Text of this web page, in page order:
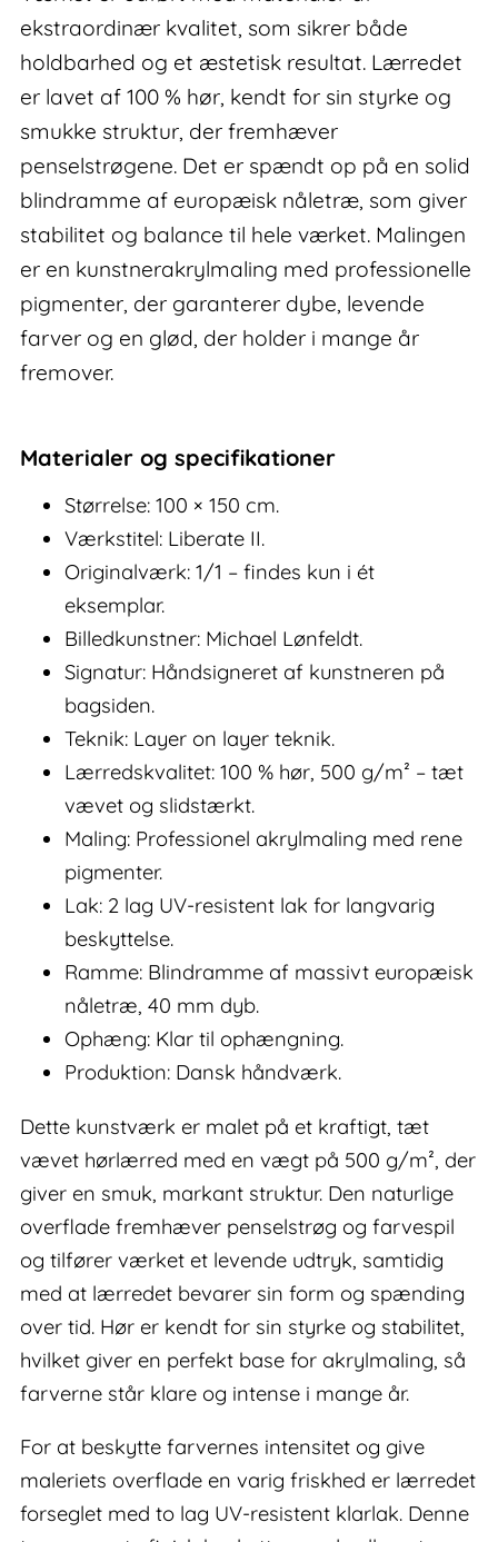
ekstraordinær kvalitet, som sikrer både
holdbarhed og et æstetisk resultat. Lærredet
er lavet af 100 % hør, kendt for sin styrke og
smukke struktur, der fremhæver
penselstrøgene. Det er spændt op på en solid
blindramme af europæisk nåletræ, som giver
stabilitet og balance til hele værket. Malingen
er en kunstnerakrylmaling med professionelle
pigmenter, der garanterer dybe, levende
farver og en glød, der holder i mange år
fremover.
Materialer og specifikationer
Størrelse: 100 × 150 cm.
Værkstitel: Liberate II.
Originalværk: 1/1 – findes kun i ét
eksemplar.
Billedkunstner: Michael Lønfeldt.
Signatur: Håndsigneret af kunstneren på
bagsiden.
Teknik: Layer on layer teknik.
Lærredskvalitet: 100 % hør, 500 g/m² – tæt
vævet og slidstærkt.
Maling: Professionel akrylmaling med rene
pigmenter.
Lak: 2 lag UV-resistent lak for langvarig
beskyttelse.
Ramme: Blindramme af massivt europæisk
nåletræ, 40 mm dyb.
Ophæng: Klar til ophængning.
Produktion: Dansk håndværk.
Dette kunstværk er malet på et kraftigt, tæt
vævet hør­lærred med en vægt på 500 g/m², der
giver en smuk, markant struktur. Den naturlige
overflade fremhæver penselstrøg og farvespil
og tilfører værket et levende udtryk, samtidig
med at lærredet bevarer sin form og spænding
over tid. Hør er kendt for sin styrke og stabilitet,
hvilket giver en perfekt base for akrylmaling, så
farverne står klare og intense i mange år.
For at beskytte farvernes intensitet og give
maleriets overflade en varig friskhed er lærredet
forseglet med to lag UV-resistent klarlak. Denne